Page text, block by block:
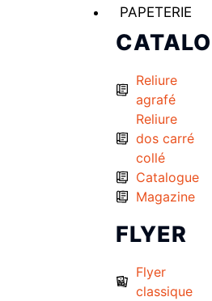
PAPETERIE
Reliure
agrafé
Reliure
dos carré
collé
Catalogue
Magazine
FLYER
Flyer
classique